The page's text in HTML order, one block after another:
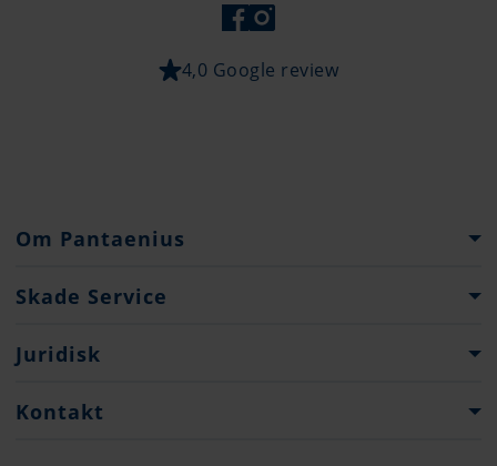
4,0 Google review
Om Pantaenius
Pantaenius Gruppen
Samarbeidspartnere
Presse
Skade Service
Ved skadetilfelle
Juridisk
Juridisk informasjon
Kontakt